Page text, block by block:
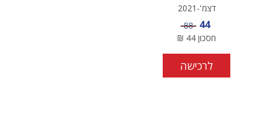
דצמ'-2021
מחיר מבצע
44 מחיר
88
חסכון 44
₪
לרכישה